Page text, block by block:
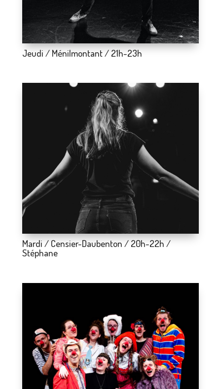
Jeudi / Ménilmontant / 21h-23h
Mardi / Censier-Daubenton / 20h-22h /
Stéphane